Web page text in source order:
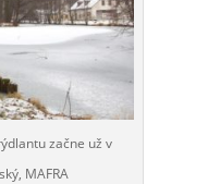
začne už v
MAFRA